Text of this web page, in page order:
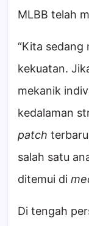
MLBB telah
“Kita sedang
kekuatan.
mekanik
kedalaman
patch
salah satu
ditemui di
Di tengah